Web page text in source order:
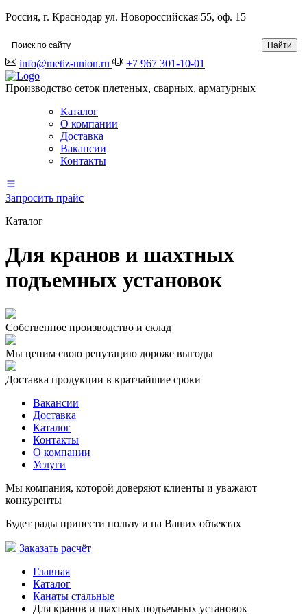
Россия, г. Краснодар ул. Новороссийская 55, оф. 15
info@metiz-union.ru +7 967 301-10-01
Производство сеток плетеных, сварных, арматурных
Каталог
О компании
Доставка
Вакансии
Контакты
Запросить прайс
Каталог
Для кранов и шахтных
подъемных установок
Собственное производство и склад
Мы ценим свою репутацию дороже выгоды
Доставка продукции в кратчайшие сроки
Вакансии
Доставка
Каталог
Контакты
О компании
Услуги
Мы компания, которой доверяют клиенты и уважают
конкуренты
Будет рады принести пользу и на Ваших объектах
Заказать расчёт
Главная
Каталог
Канаты стальные
Для кранов и шахтных подъемных установок